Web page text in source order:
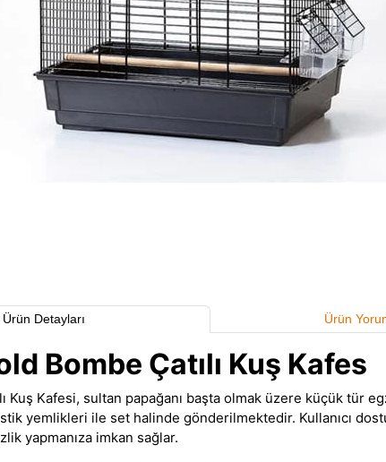
Ürün Detayları Ürün
Bombe Çatılı Kuş Kafes
Kuş Kafesi, sultan papağanı başta olmak üzere küçük tür
yemlikleri ile set halinde gönderilmektedir. Kullanıcı
yapmanıza imkan sağlar.